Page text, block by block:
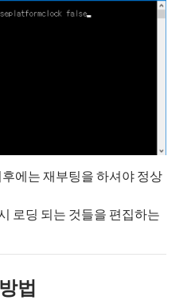
에는 재부팅을 하셔야 정상
로딩 되는 것들을 편집하는
법